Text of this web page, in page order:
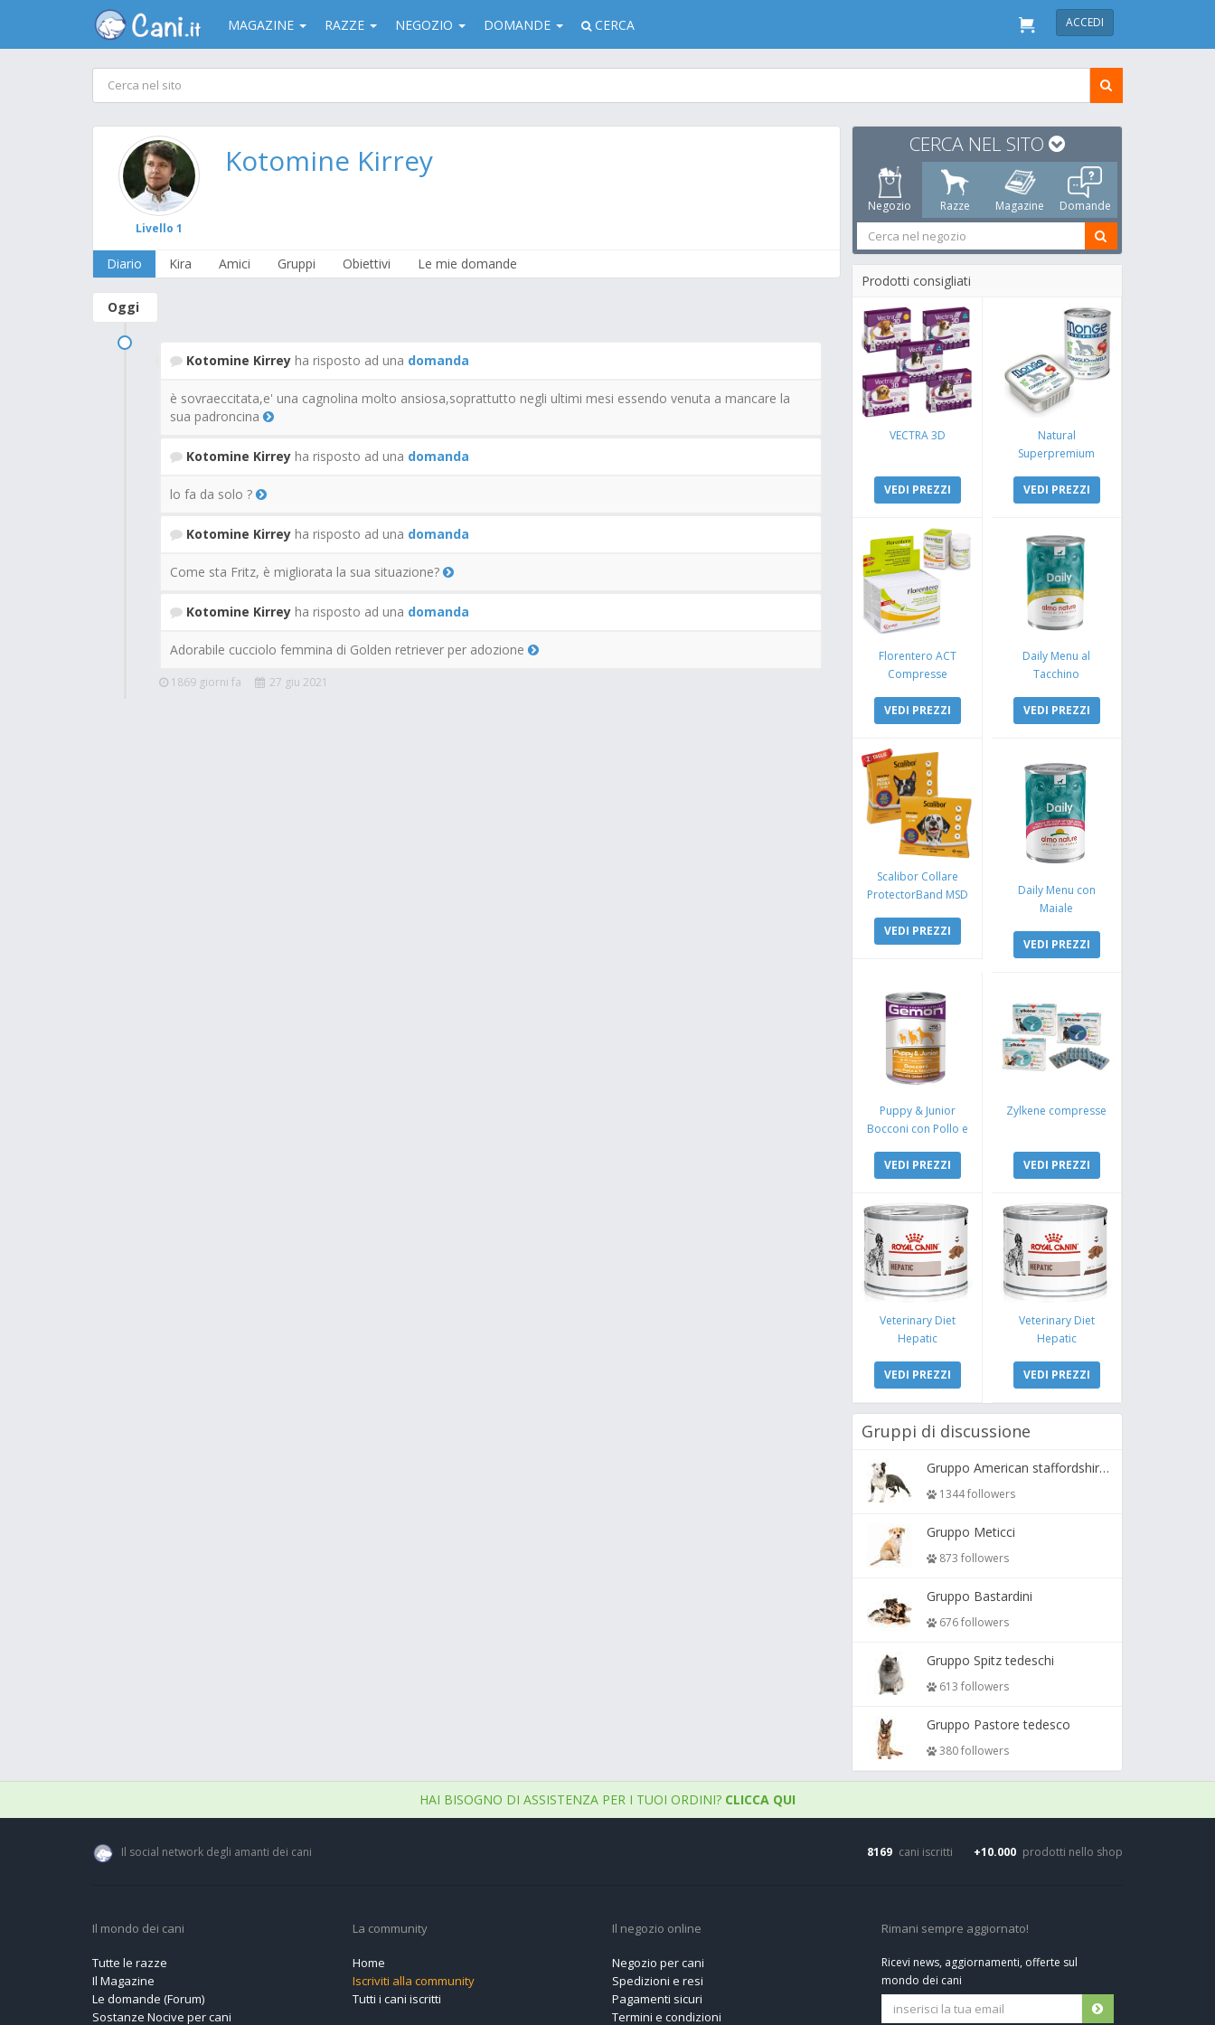
MAGAZINE RAZZE NEGOZIO DOMANDE CERCA ACCEDI
Livello 1
Kotomine Kirrey
Diario Kira Amici Gruppi Obiettivi Le mie domande
Oggi
Kotomine Kirrey ha risposto ad una domanda
è sovraeccitata,e' una cagnolina molto ansiosa,soprattutto negli ultimi mesi essendo venuta a mancare la
sua padroncina
Kotomine Kirrey ha risposto ad una domanda
lo fa da solo ?
Kotomine Kirrey ha risposto ad una domanda
Come sta Fritz, è migliorata la sua situazione?
Kotomine Kirrey ha risposto ad una domanda
Adorabile cucciolo femmina di Golden retriever per adozione
1869 giorni fa 27 giu 2021
CERCA NEL SITO
Negozio Razze Magazine Domande
Prodotti consigliati
VECTRA 3D
VEDI PREZZI
Natural
Superpremium
Coniglio e Mela
VEDI PREZZI
Florentero ACT
Compresse
VEDI PREZZI
Daily Menu al
Tacchino
VEDI PREZZI
Scalibor Collare
ProtectorBand MSD
VEDI PREZZI
Daily Menu con
Maiale
VEDI PREZZI
Puppy & Junior
Bocconi con Pollo e
VEDI PREZZI
Zylkene compresse
VEDI PREZZI
Veterinary Diet
Hepatic
VEDI PREZZI
Veterinary Diet
Hepatic
VEDI PREZZI
Gruppi di discussione
Gruppo American staffordshire terrier ( amstaff, amastaff )
1344 followers
Gruppo Meticci
873 followers
Gruppo Bastardini
676 followers
Gruppo Spitz tedeschi
613 followers
Gruppo Pastore tedesco
380 followers
HAI BISOGNO DI ASSISTENZA PER I TUOI ORDINI? CLICCA QUI
Il social network degli amanti dei cani 8169 cani iscritti +10.000 prodotti nello shop
Il mondo dei cani
Tutte le razze
Il Magazine
Le domande (Forum)
Sostanze Nocive per cani
La community
Home
Iscriviti alla community
Tutti i cani iscritti
Il negozio online
Negozio per cani
Spedizioni e resi
Pagamenti sicuri
Termini e condizioni
Rimani sempre aggiornato!
Ricevi news, aggiornamenti, offerte sul
mondo dei cani